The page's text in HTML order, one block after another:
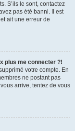
S’ils le sont, contactez
pas été banni. Il est
ait une erreur de
plus me connecter ?!
votre compte. En
ne postant pas
arrive, tentez de vous